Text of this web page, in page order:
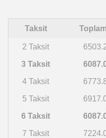
Taksit
2 Taksit
3 Taksit
4 Taksit
5 Taksit
6 Taksit
7 Taksit